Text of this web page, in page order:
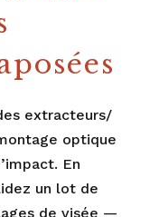
extracteurs/
optique
En
un lot de
de visée —